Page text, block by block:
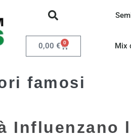
0,00 € 0 Mix
famosi
Influenzano